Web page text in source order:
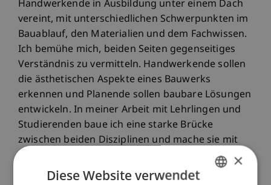
Handwerkende in Ausbildung unter einem Dach
vereint, mit unterschiedlichen Schwerpunkten im
Bauablauf, den Materialien und dem Fachwissen.
Ich bemühe mich, beiden Seiten gegenseitiges
Verständnis zu vermitteln. Handwerkende sollen
die ästhetischen Aspekte eines Bauwerks
erkennen und Planende sollen baubare Lösungen
entwickeln. In meiner Arbeit mit Lehrlingen und
Studierenden baue ich eine starke Brücke
zwischen beiden Disziplinen und mache sie mit
den Kompetenzen der anderen Seite vertraut. ×
Diese Website verwendet